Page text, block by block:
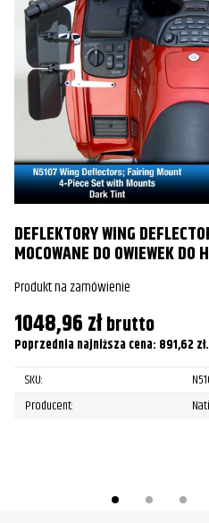
DEFLEKTORY WING
MOCOWANE DO OWIEWEK
Produkt na zamówienie
1048,96złbrutto
Poprzednia najniższa cena: 891,62 zł.
SKU:
Producent: